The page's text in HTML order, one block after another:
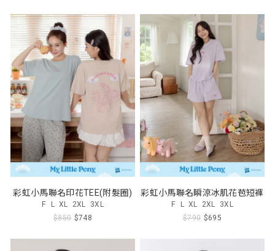
彩虹小馬聯名印花TEE(附髮圈)
F L XL 2XL 3XL
$850 $748
彩虹小馬聯名瞬涼冰肌花苞短褲
F L XL 2XL 3XL
$790 $695